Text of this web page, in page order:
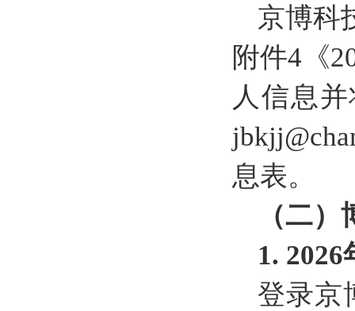
京博科
附件4《
人信息
息表。
（二
1. 2026
登录京